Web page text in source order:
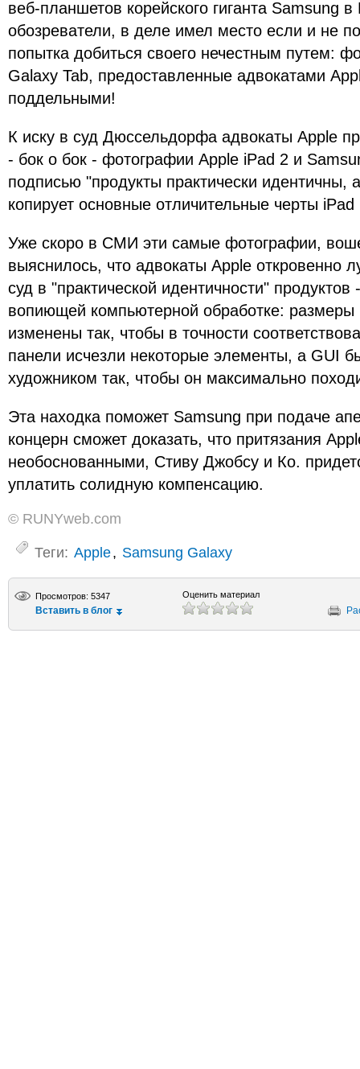
веб-планшетов корейского гиганта Samsung
обозреватели, в деле имел место если и не
попытка добиться своего нечестным путем:
Galaxy Tab, предоставленные адвокатами
поддельными!
К иску в суд Дюссельдорфа адвокаты Apple
- бок о бок - фотографии Apple iPad 2 и
подписью "продукты практически идентичны,
копирует основные отличительные черты
Уже скоро в СМИ эти самые фотографии,
выяснилось, что адвокаты Apple откровенно
суд в "практической идентичности"
вопиющей компьютерной обработке: размеры
изменены так, чтобы в точности
панели исчезли некоторые элементы, а GUI
художником так, чтобы он максимально
Эта находка поможет Samsung при подаче
концерн сможет доказать, что притязания
необоснованными, Стиву Джобсу и Ко.
уплатить солидную компенсацию.
© RUNYweb.com
Теги: Apple, Samsung Galaxy
Просмотров: 5347
Вставить в блог
Оценить материал